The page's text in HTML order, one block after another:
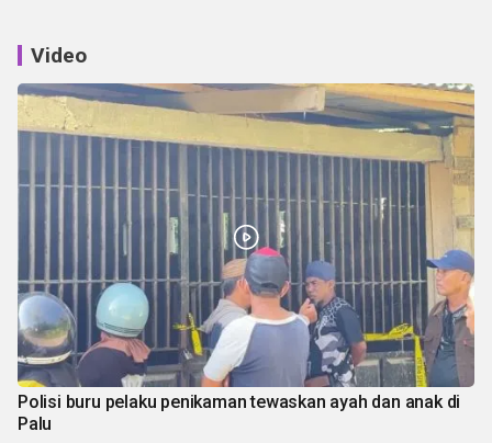
Video
Polisi buru pelaku penikaman tewaskan ayah dan anak di
Palu